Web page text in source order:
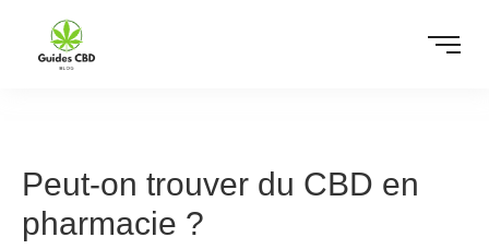
Peut-on trouver du CBD en
pharmacie ?